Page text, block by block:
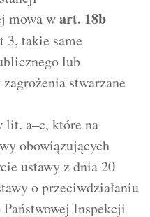
mowa wart. 18b
3, takie same
lub
stwarzane
lit. a–c, które na
obowiązujących
ustawy z dnia 20
o przeciwdziałaniu
Inspekcji